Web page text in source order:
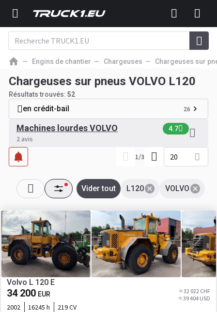
Engins de chantier Chargeuses Chargeuses sur
Chargeuses sur pneus VOLVO L120
Résultats trouvés: 52
en crédit-bail 26
Machines lourdes VOLVO 4.7
2 avis
1/3 20
VOLVO
L120
Vider tout
Volvo L 120 E
34 200 EUR
≈ 32 022 CHF
≈ 39 404 USD
2002 16245 h
219 CV